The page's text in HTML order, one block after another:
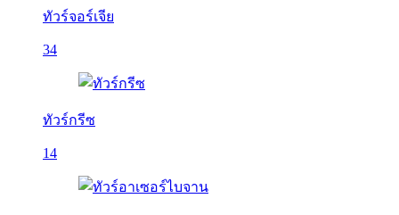
ทัวร์จอร์เจีย
34
ทัวร์กรีซ
14